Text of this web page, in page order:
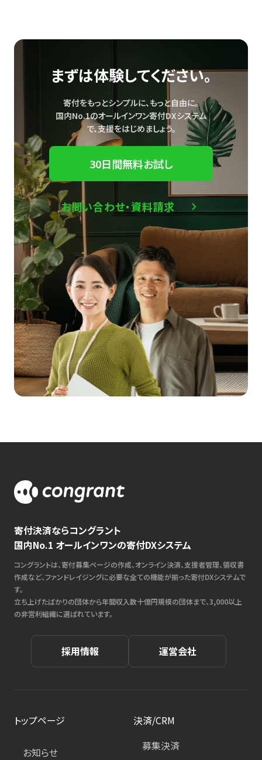
まずは体験してください。
寄付をもっとシンプルに、もっと自由に。
国内No.1のオールインワン寄付DXシステム
で、支援をはじめましょう。
30日間無料お試し
お問い合わせ・資料請求
寄付決済ならコングラント
国内No.1 オールインワンの寄付DXシステム
コングラントは、寄付募集ページの作成、オンライン決済、支援者管理、領収書
作成など、ファンドレイジングに必要な全ての機能が揃った寄付DXシステムで
す。
立ち上げたばかりの団体から年間収入数十億円規模の団体まで、3,000以上
の非営利組織に選ばれています。
採用情報 運営会社
トップページ
お知らせ
決済/CRM
募集決済